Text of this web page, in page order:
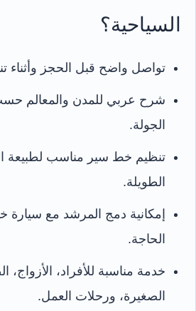
السياحية؟
تواصل واضح قبل الحجز وأثناء
شرح عربي للمدن والمعالم
الجولة.
تنظيم خط سير مناسب لطبيعة
الطويلة.
إمكانية دمج المرشد مع سيارة
الحاجة.
خدمة مناسبة للأفراد،
الصغيرة، ورحلات العمل.